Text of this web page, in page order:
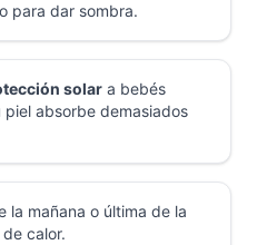
para dar sombra.
solar a bebés
piel absorbe demasiados
la mañana o última de la
calor.